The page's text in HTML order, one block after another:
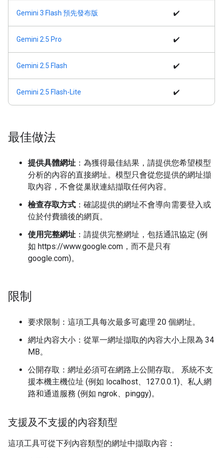
Gemini 3 Flash 預先發布版 ✔️
Gemini 2.5 Pro ✔️
Gemini 2.5 Flash ✔️
Gemini 2.5 Flash-Lite ✔️
最佳做法
提供具體網址 ：為獲得最佳結果，請提供您希望模型
分析的內容的直接網址。模型只會從您提供的網址擷
取內容，不會從巢狀連結擷取任何內容。
檢查存取方式 ：確認提供的網址不會導向需要登入或
位於付費牆後的網頁。
使用完整網址 ：請提供完整網址，包括通訊協定 (例
如 https://www.google.com，而不是只有
google.com)。
限制
要求限制：這項工具每次最多可處理 20 個網址。
網址內容大小：從單一網址擷取的內容大小上限為 34
MB。
公開存取：網址必須可在網路上公開存取。 系統不支
援本機主機位址 (例如 localhost、127.0.0.1)、私人網
路和通道服務 (例如 ngrok、pinggy)。
支援及不支援的內容類型
這項工具可從下列內容類型的網址中擷取內容：